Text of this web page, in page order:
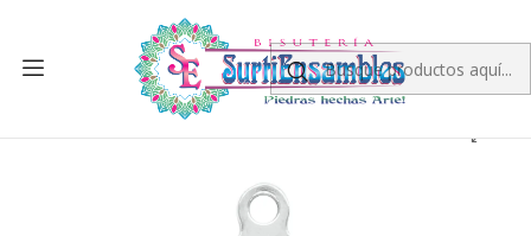
ACERO
MEDALLA ACERO SAN BENITO 12MM